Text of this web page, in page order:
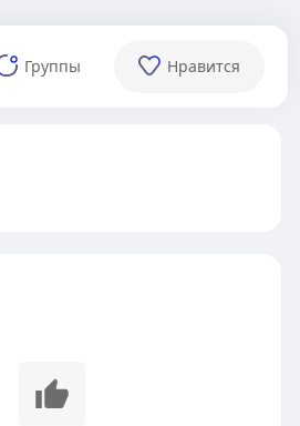
Группы Нравится